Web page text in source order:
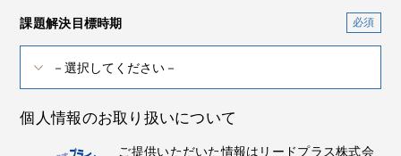
課題解決目標時期
個人情報のお取り扱いについて
ご提供いただいた情報はリードプラス株式会